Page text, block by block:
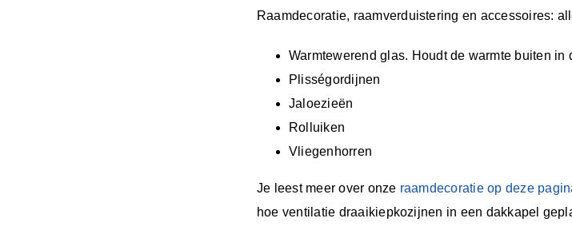
Raamdecoratie, raamverduistering en accessoires:
Warmtewerend glas. Houdt de warmte buiten in
Plisségordijnen
Jaloezieën
Rolluiken
Vliegenhorren
Je leest meer over onze raamdecoratie op deze
hoe ventilatie draaikiepkozijnen in een dakkapel